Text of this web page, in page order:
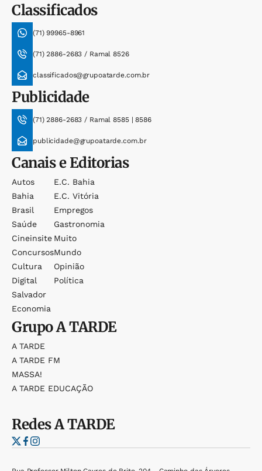
Classificados
(71) 99965-8961
(71) 2886-2683 / Ramal 8526
classificados@grupoatarde.com.br
Publicidade
(71) 2886-2683 / Ramal 8585 | 8586
publicidade@grupoatarde.com.br
Canais e Editorias
Autos
Bahia
Brasil
Saúde
Cineinsite
Concursos
Cultura
Digital
Salvador
Economia
E.c. Bahia
E.c. Vitória
Empregos
Gastronomia
Muito
Mundo
Opinião
Política
GrupoA TARDE
A TARDE
A TARDE FM
MASSA!
A TARDE EDUCAÇÃO
RedesA TARDE